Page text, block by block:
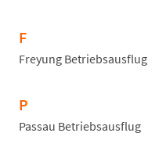
F
Freyung Betriebsausflug
P
Passau Betriebsausflug